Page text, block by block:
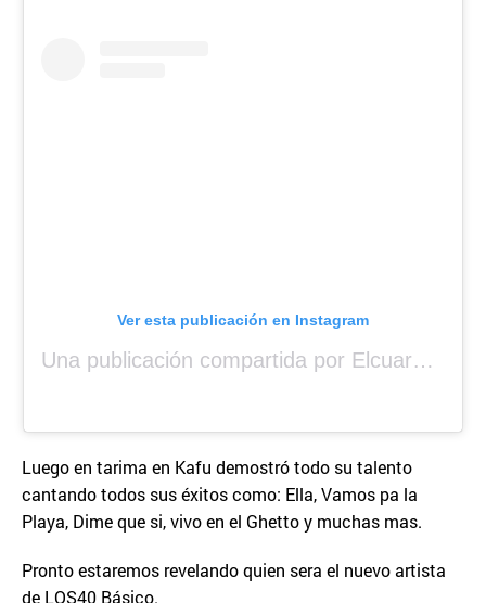
Ver esta publicación en Instagram
Una publicación compartida por Elcuara (@elcuara.25)
Luego en tarima en Kafu demostró todo su talento
cantando todos sus éxitos como: Ella, Vamos pa la
Playa, Dime que si, vivo en el Ghetto y muchas mas.
Pronto estaremos revelando quien sera el nuevo artista
de LOS40 Básico.